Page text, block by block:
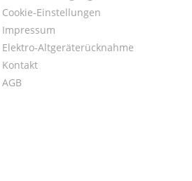
Cookie-Einstellungen
Impressum
Elektro-Altgeräterücknahme
Kontakt
AGB